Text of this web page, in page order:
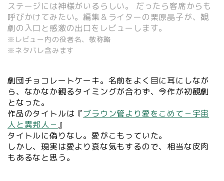
ステージには神様がいるらしい。 だったら客席からも
呼びかけてみたい。編集＆ライターの栗原晶子が、観
劇の入口と感激の出口をレビューします。
※レビュー内の役者名、敬称略
※ネタバレ含みます
劇団チョコレートケーキ。名前をよく目に耳にしなが
ら、なかなか観るタイミングが合わず、今作が初観劇
となった。
作品のタイトルは『ブラウン管より愛をこめて－宇宙
人と異邦人－』
タイトルに偽りなし。愛がこもっていた。
しかし、現実は愛より哀な気もするので、相当な皮肉
もあるなと思う。